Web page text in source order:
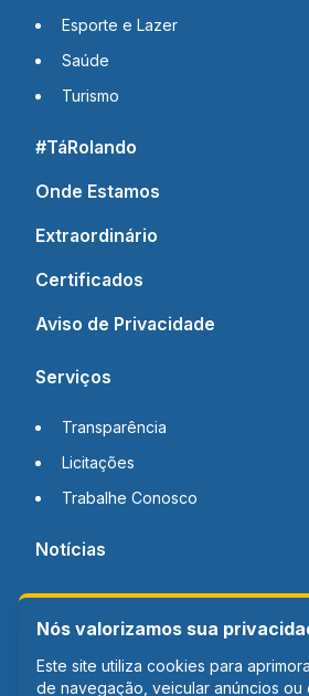
Esporte e Lazer
Saúde
Turismo
#TáRolando
Onde Estamos
Extraordinário
Certificados
Aviso de Privacidade
Serviços
Transparência
Licitações
Trabalhe Conosco
Notícias
Contato
Nós valorizamos sua
Este site utiliza cookies para
de navegação, veicular anúncios ou